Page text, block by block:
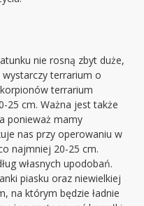
nie rosną zbyt duże,
terrarium o
terrarium
25 cm. Ważna jest także
ponieważ mamy
nas przy operowaniu w
najmniej 20-25 cm.
własnych upodobań.
piasku oraz niewielkiej
na którym będzie ładnie